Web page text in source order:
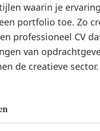
waarin je
portfolio toe. Zo
professioneel CV
van
de creatieve sector.